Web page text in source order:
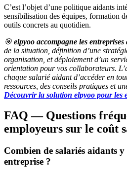
C’est l’objet d’une politique aidants
sensibilisation des équipes, formation
outils concrets au quotidien.
🎯 elpyoo accompagne les entreprises
de la situation, définition d’une
organisation, et déploiement d’un
orientation pour vos collaborateurs.
chaque salarié aidant d’accéder en
ressources, des conseils pratiques et
Découvrir la solution elpyoo pour les
FAQ — Questions
employeurs sur le coût
Combien de salariés aidants
entreprise ?